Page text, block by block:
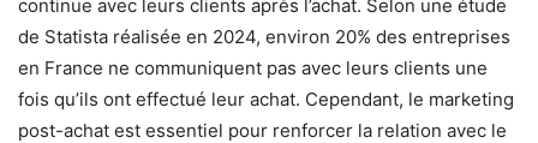
continue avec leurs clients après l’achat. Selon une étude
de Statista réalisée en 2024, environ 20% des entreprises
en France ne communiquent pas avec leurs clients une
fois qu’ils ont effectué leur achat. Cependant, le marketing
post-achat est essentiel pour renforcer la relation avec le